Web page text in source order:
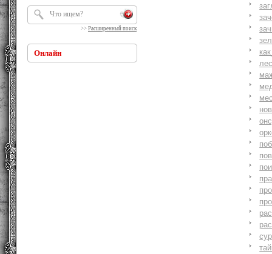
>> Расширенный поиск
Онлайн